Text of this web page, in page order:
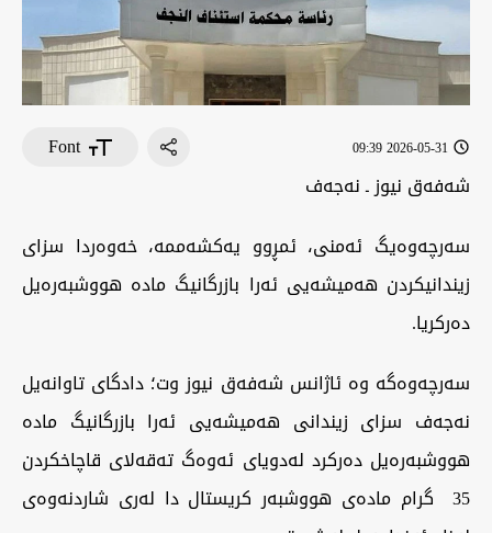
2026-05-31 09:39
Font
‏شەفەق نیوز ـ نەجەف
‏سەرچەوەیگ ئەمنی، ئمڕوو یەکشەممە، خەوەردا سزای
زیندانیکردن هەمیشەیی ئەرا بازرگانیگ مادە هووشبەرەیل
دەرکریا.
‏سەرچەوەگە وە ئاژانس شەفەق نیوز وت؛ دادگای تاوانەیل
نەجەف سزای زیندانی هەمیشەیی ئەرا بازرگانیگ مادە
هووشبەرەیل دەرکرد لەدویای ئەوەگ تەقەلای قاچاخکردن
35 گرام مادەی هووشبەر کریستال دا لەری شاردنەوەی